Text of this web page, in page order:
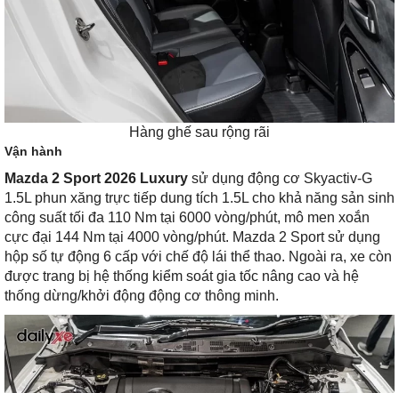
Hàng ghế sau rộng rãi
Vận hành
Mazda 2 Sport 2026 Luxury sử dụng động cơ Skyactiv-G
1.5L phun xăng trực tiếp dung tích 1.5L cho khả năng sản sinh
công suất tối đa 110 Nm tại 6000 vòng/phút, mô men xoắn
cực đại 144 Nm tại 4000 vòng/phút. Mazda 2 Sport sử dụng
hộp số tự động 6 cấp với chế độ lái thể thao. Ngoài ra, xe còn
được trang bị hệ thống kiểm soát gia tốc nâng cao và hệ
thống dừng/khởi động động cơ thông minh.